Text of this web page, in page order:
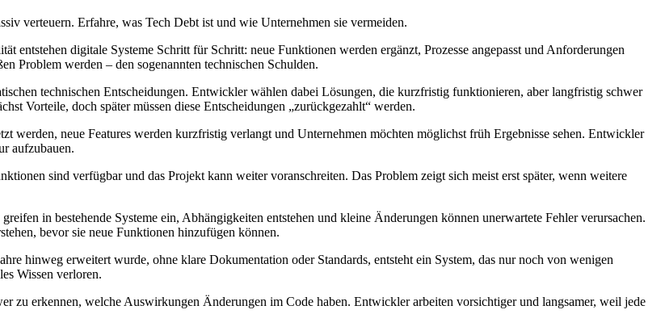
entstehen digitale Systeme Schritt für Schritt: neue Funktionen werden ergänzt, Prozesse angepasst und Anforderungen
Problem werden – den sogenannten technischen Schulden.
technischen Entscheidungen. Entwickler wählen dabei Lösungen, die kurzfristig funktionieren, aber langfristig schwer
Vorteile, doch später müssen diese Entscheidungen „zurückgezahlt“ werden.
werden, neue Features werden kurzfristig verlangt und Unternehmen möchten möglichst früh Ergebnisse sehen. Entwickler
aufzubauen.
sind verfügbar und das Projekt kann weiter voranschreiten. Das Problem zeigt sich meist erst später, wenn weitere
in bestehende Systeme ein, Abhängigkeiten entstehen und kleine Änderungen können unerwartete Fehler verursachen.
bevor sie neue Funktionen hinzufügen können.
hinweg erweitert wurde, ohne klare Dokumentation oder Standards, entsteht ein System, das nur noch von wenigen
Wissen verloren.
zu erkennen, welche Auswirkungen Änderungen im Code haben. Entwickler arbeiten vorsichtiger und langsamer, weil jede